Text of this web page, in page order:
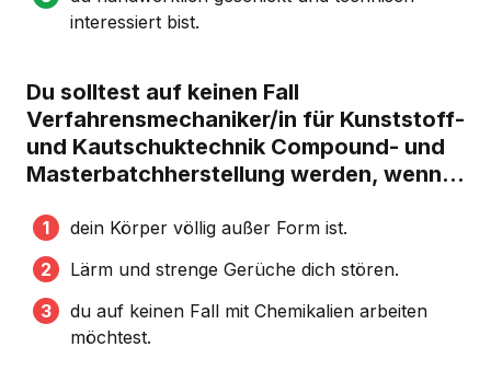
interessiert bist.
Du solltest auf keinen Fall
Verfahrensmechaniker/in für Kunststoff-
und Kautschuktechnik Compound- und
Masterbatchherstellung werden, wenn...
dein Körper völlig außer Form ist.
Lärm und strenge Gerüche dich stören.
du auf keinen Fall mit Chemikalien arbeiten
möchtest.